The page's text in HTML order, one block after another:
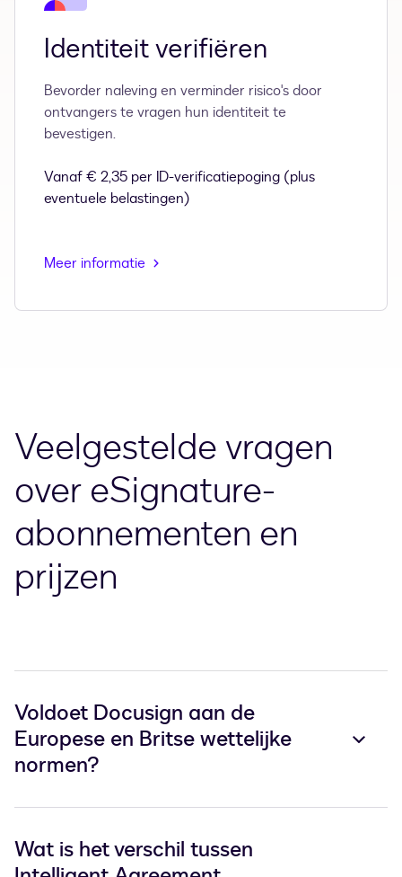
Identiteit verifiëren
Bevorder naleving en verminder risico's door
ontvangers te vragen hun identiteit te
bevestigen.
Vanaf € 2,35 per ID-verificatiepoging (plus
eventuele belastingen)
Meer informatie
Veelgestelde vragen
over eSignature-
abonnementen en
prijzen
Voldoet Docusign aan de
Europese en Britse wettelijke
normen?
Wat is het verschil tussen